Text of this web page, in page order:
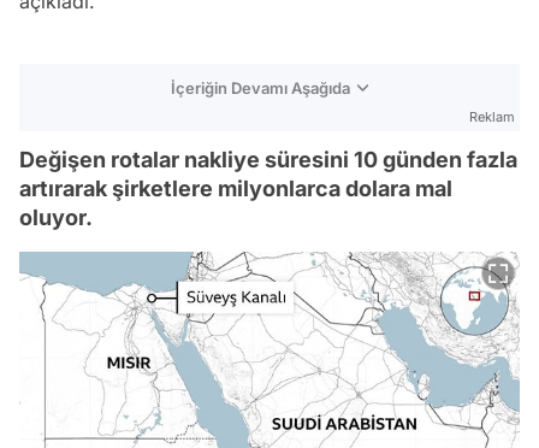
İçeriğin Devamı Aşağıda
Reklam
Değişen rotalar nakliye süresini 10 günden fazla
artırarak şirketlere milyonlarca dolara mal
oluyor.